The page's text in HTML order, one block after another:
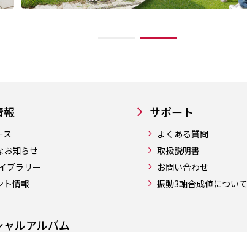
報
ス
お知らせ
ブラリー
ト情報
ルアルバム
サポート
よくある質問
取扱説明書
お問い合わせ
振動3軸合成値について